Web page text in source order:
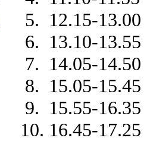
5. 12.15-13.00
6. 13.10-13.55
7. 14.05-14.50
8. 15.05-15.45
9. 15.55-16.35
10. 16.45-17.25